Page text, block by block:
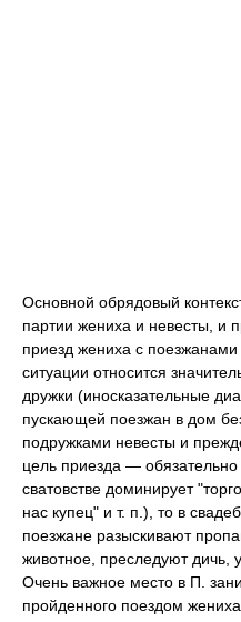
Основной обрядовый
партии жениха и невесты, и
приезд жениха с поезжанами
ситуации относится
дружки (иносказательные
пускающей поезжан в дом
подружками невесты и
цель приезда —
сватовстве доминирует
нас купец" и т. п.), то в
поезжане разыскивают
животное, преследуют дичь,
Очень важное место в П.
пройденного поездом